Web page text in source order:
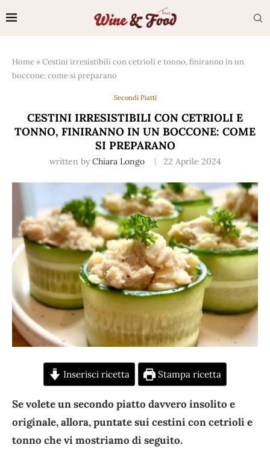
Home »Cestini irresistibili con cetrioli e tonno, finiranno in un
boccone: come si preparano
Secondi Piatti
CESTINI IRRESISTIBILI CON CETRIOLI E
TONNO, FINIRANNO IN UN BOCCONE: COME
SI PREPARANO
written by Chiara Longo 22 Aprile 2024
Inserisci ricetta Stampa ricetta
Se volete un secondo piatto davvero insolito e
originale, allora, puntate sui cestini con cetrioli e
tonno che vi mostriamo di seguito.